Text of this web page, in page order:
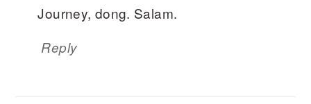
Journey, dong. Salam.
Reply